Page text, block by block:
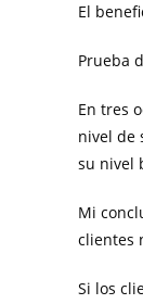
El
Prueba
En tres
nivel de
su nivel
Mi
clientes
Si los